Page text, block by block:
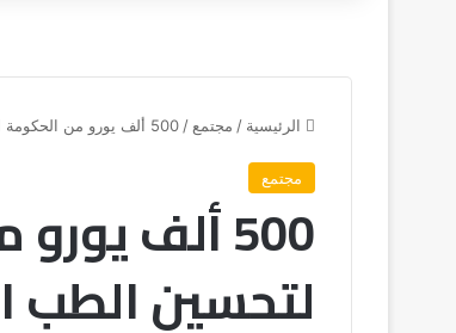
الرئيسية / مجتمع / 500 ألف يورو من الحكومة الإسبانية لتحسين الطب الأسري في المغرب
مجتمع
500 ألف
لتحسين الطب